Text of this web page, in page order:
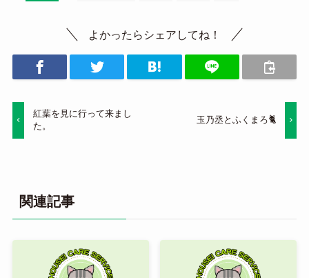
よかったらシェアしてね！
紅葉を見に行って来まし
た。
玉乃丞とふくまろ🐈
関連記事